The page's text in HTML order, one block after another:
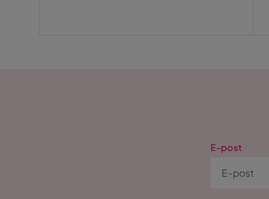
E-post